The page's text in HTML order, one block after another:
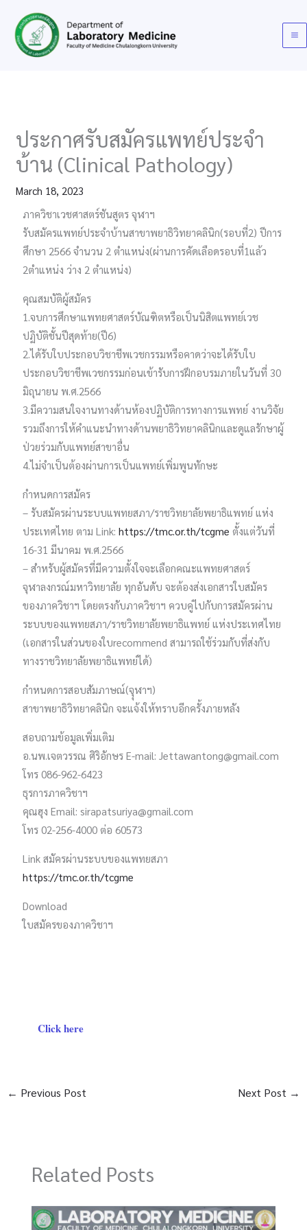
content
ประกาศรับสมัครแพทย์ประจำ
บ้าน (Clinical Pathology)
March 18, 2023
ภาควิชาเวชศาสตร์ชันสูตร จุฬาฯ
รับสมัครแพทย์ประจำบ้านสาขาพยาธิวิทยาคลินิก(รอบที่2) ปีการ
ศึกษา 2566 จำนวน 2 ตำแหน่ง(ผ่านการคัดเลือดรอบที่1แล้ว
2ตำแหน่ง ว่าง 2 ตำแหน่ง)
คุณสมบัติผู้สมัคร
1.จบการศึกษาแพทยศาสตร์บัณฑิตหรือเป็นนิสิตแพทย์เวช
ปฏิบัติชั้นปีสุดท้าย(ปี6)
2.ได้รับใบประกอบวิชาชีพเวชกรรมหรือคาดว่าจะได้รับใบ
ประกอบวิชาชีพเวชกรรมก่อนเข้ารับการฝึกอบรมภายในวันที่ 30
มิถุนายน พ.ศ.2566
3.มีความสนใจงานทางด้านห้องปฏิบัติการทางการแพทย์ งานวิจัย
รวมถึงการให้คำแนะนำทางด้านพยาธิวิทยาคลินิกและดูแลรักษาผู้
ป่วยร่วมกับแพทย์สาขาอื่น
4.ไม่จำเป็นต้องผ่านการเป็นแพทย์เพิ่มพูนทักษะ
กำหนดการสมัคร
– รับสมัครผ่านระบบแพทยสภา/ราชวิทยาลัยพยาธิแพทย์ แห่ง
ประเทศไทย ตาม Link:https://tmc.or.th/tcgme ตั้งแต่วันที่
16-31 มีนาคม พ.ศ.2566
– สำหรับผู้สมัครที่มีความตั้งใจจะเลือกคณะแพทยศาสตร์
จุฬาลงกรณ์มหาวิทยาลัย ทุกอันดับ จะต้องส่งเอกสารใบสมัคร
ของภาควิชาฯ โดยตรงกับภาควิชาฯ ควบคู่ไปกับการสมัครผ่าน
ระบบของแพทยสภา/ราชวิทยาลัยพยาธิแพทย์ แห่งประเทศไทย
(เอกสารในส่วนของใบrecommend สามารถใช้ร่วมกับที่ส่งกับ
ทางราชวิทยาลัยพยาธิแพทย์ได้)
กำหนดการสอบสัมภาษณ์(จุุฬาฯ)
สาขาพยาธิวิทยาคลินิก จะแจ้งให้ทราบอีกครั้งภายหลัง
สอบถามข้อมูลเพิ่มเติม
อ.นพ.เจตวรรณ ศิริอักษร E-mail: Jettawantong@gmail.com
โทร 086-962-6423
ธุรการภาควิชาฯ
คุณฮุง Email: sirapatsuriya@gmail.com
โทร 02-256-4000 ต่อ 60573
Link สมัครผ่านระบบของแพทยสภา
https://tmc.or.th/tcgme
Download
ใบสมัครของภาควิชาฯ
Click here
← Previous Post Next Post →
Related Posts